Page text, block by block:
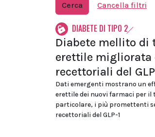
Cerca Cancella filtri
DIABETE DI TIPO 2
Diabete mellito di
erettile migliorata
recettoriali del
Dati emergenti mostrano un
erettile dei nuovi farmaci per il
particolare, i più promettenti
recettoriali del GLP-1